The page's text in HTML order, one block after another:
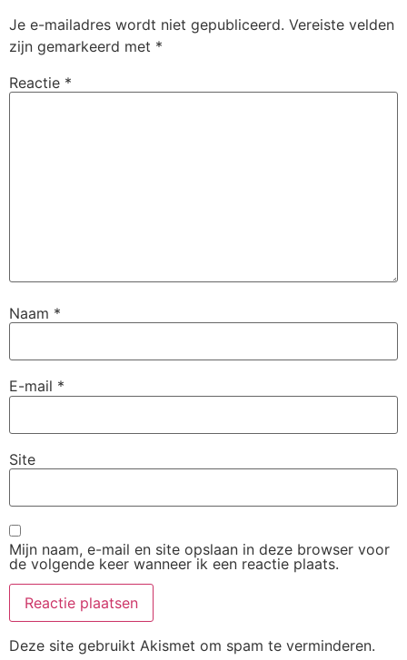
Je e-mailadres wordt niet gepubliceerd. Vereiste velden
zijn gemarkeerd met *
Reactie *
Naam *
E-mail *
Site
Mijn naam, e-mail en site opslaan in deze browser voor
de volgende keer wanneer ik een reactie plaats.
Deze site gebruikt Akismet om spam te verminderen.